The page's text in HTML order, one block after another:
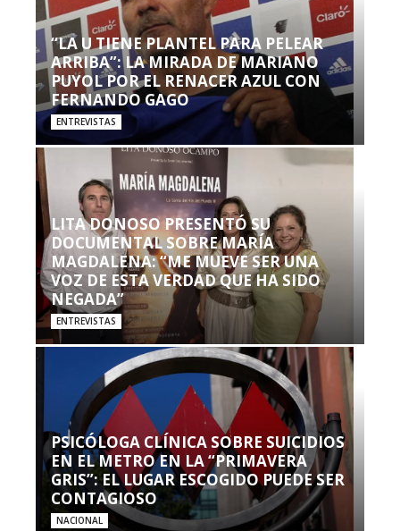
“LA U TIENE PLANTEL PARA PELEAR
ARRIBA”: LA MIRADA DE MARIANO
PUYOL POR EL RENACER AZUL CON
FERNANDO GAGO
ENTREVISTAS
LITA DONOSO PRESENTÓ SU
DOCUMENTAL SOBRE MARÍA
MAGDALENA: “ME MUEVE SER UNA
VOZ DE ESTA VERDAD QUE HA SIDO
NEGADA”
ENTREVISTAS
PSICÓLOGA CLÍNICA SOBRE SUICIDIOS
EN EL METRO EN LA “PRIMAVERA
GRIS”: EL LUGAR ESCOGIDO PUEDE SER
CONTAGIOSO
NACIONAL